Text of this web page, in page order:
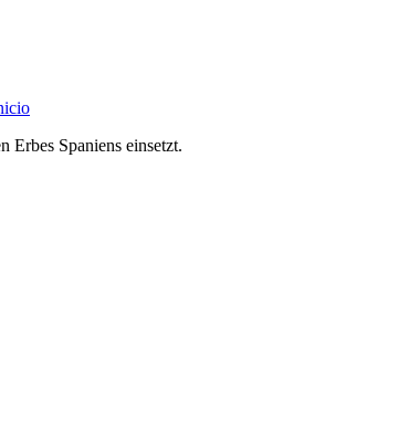
Erbes Spaniens einsetzt.